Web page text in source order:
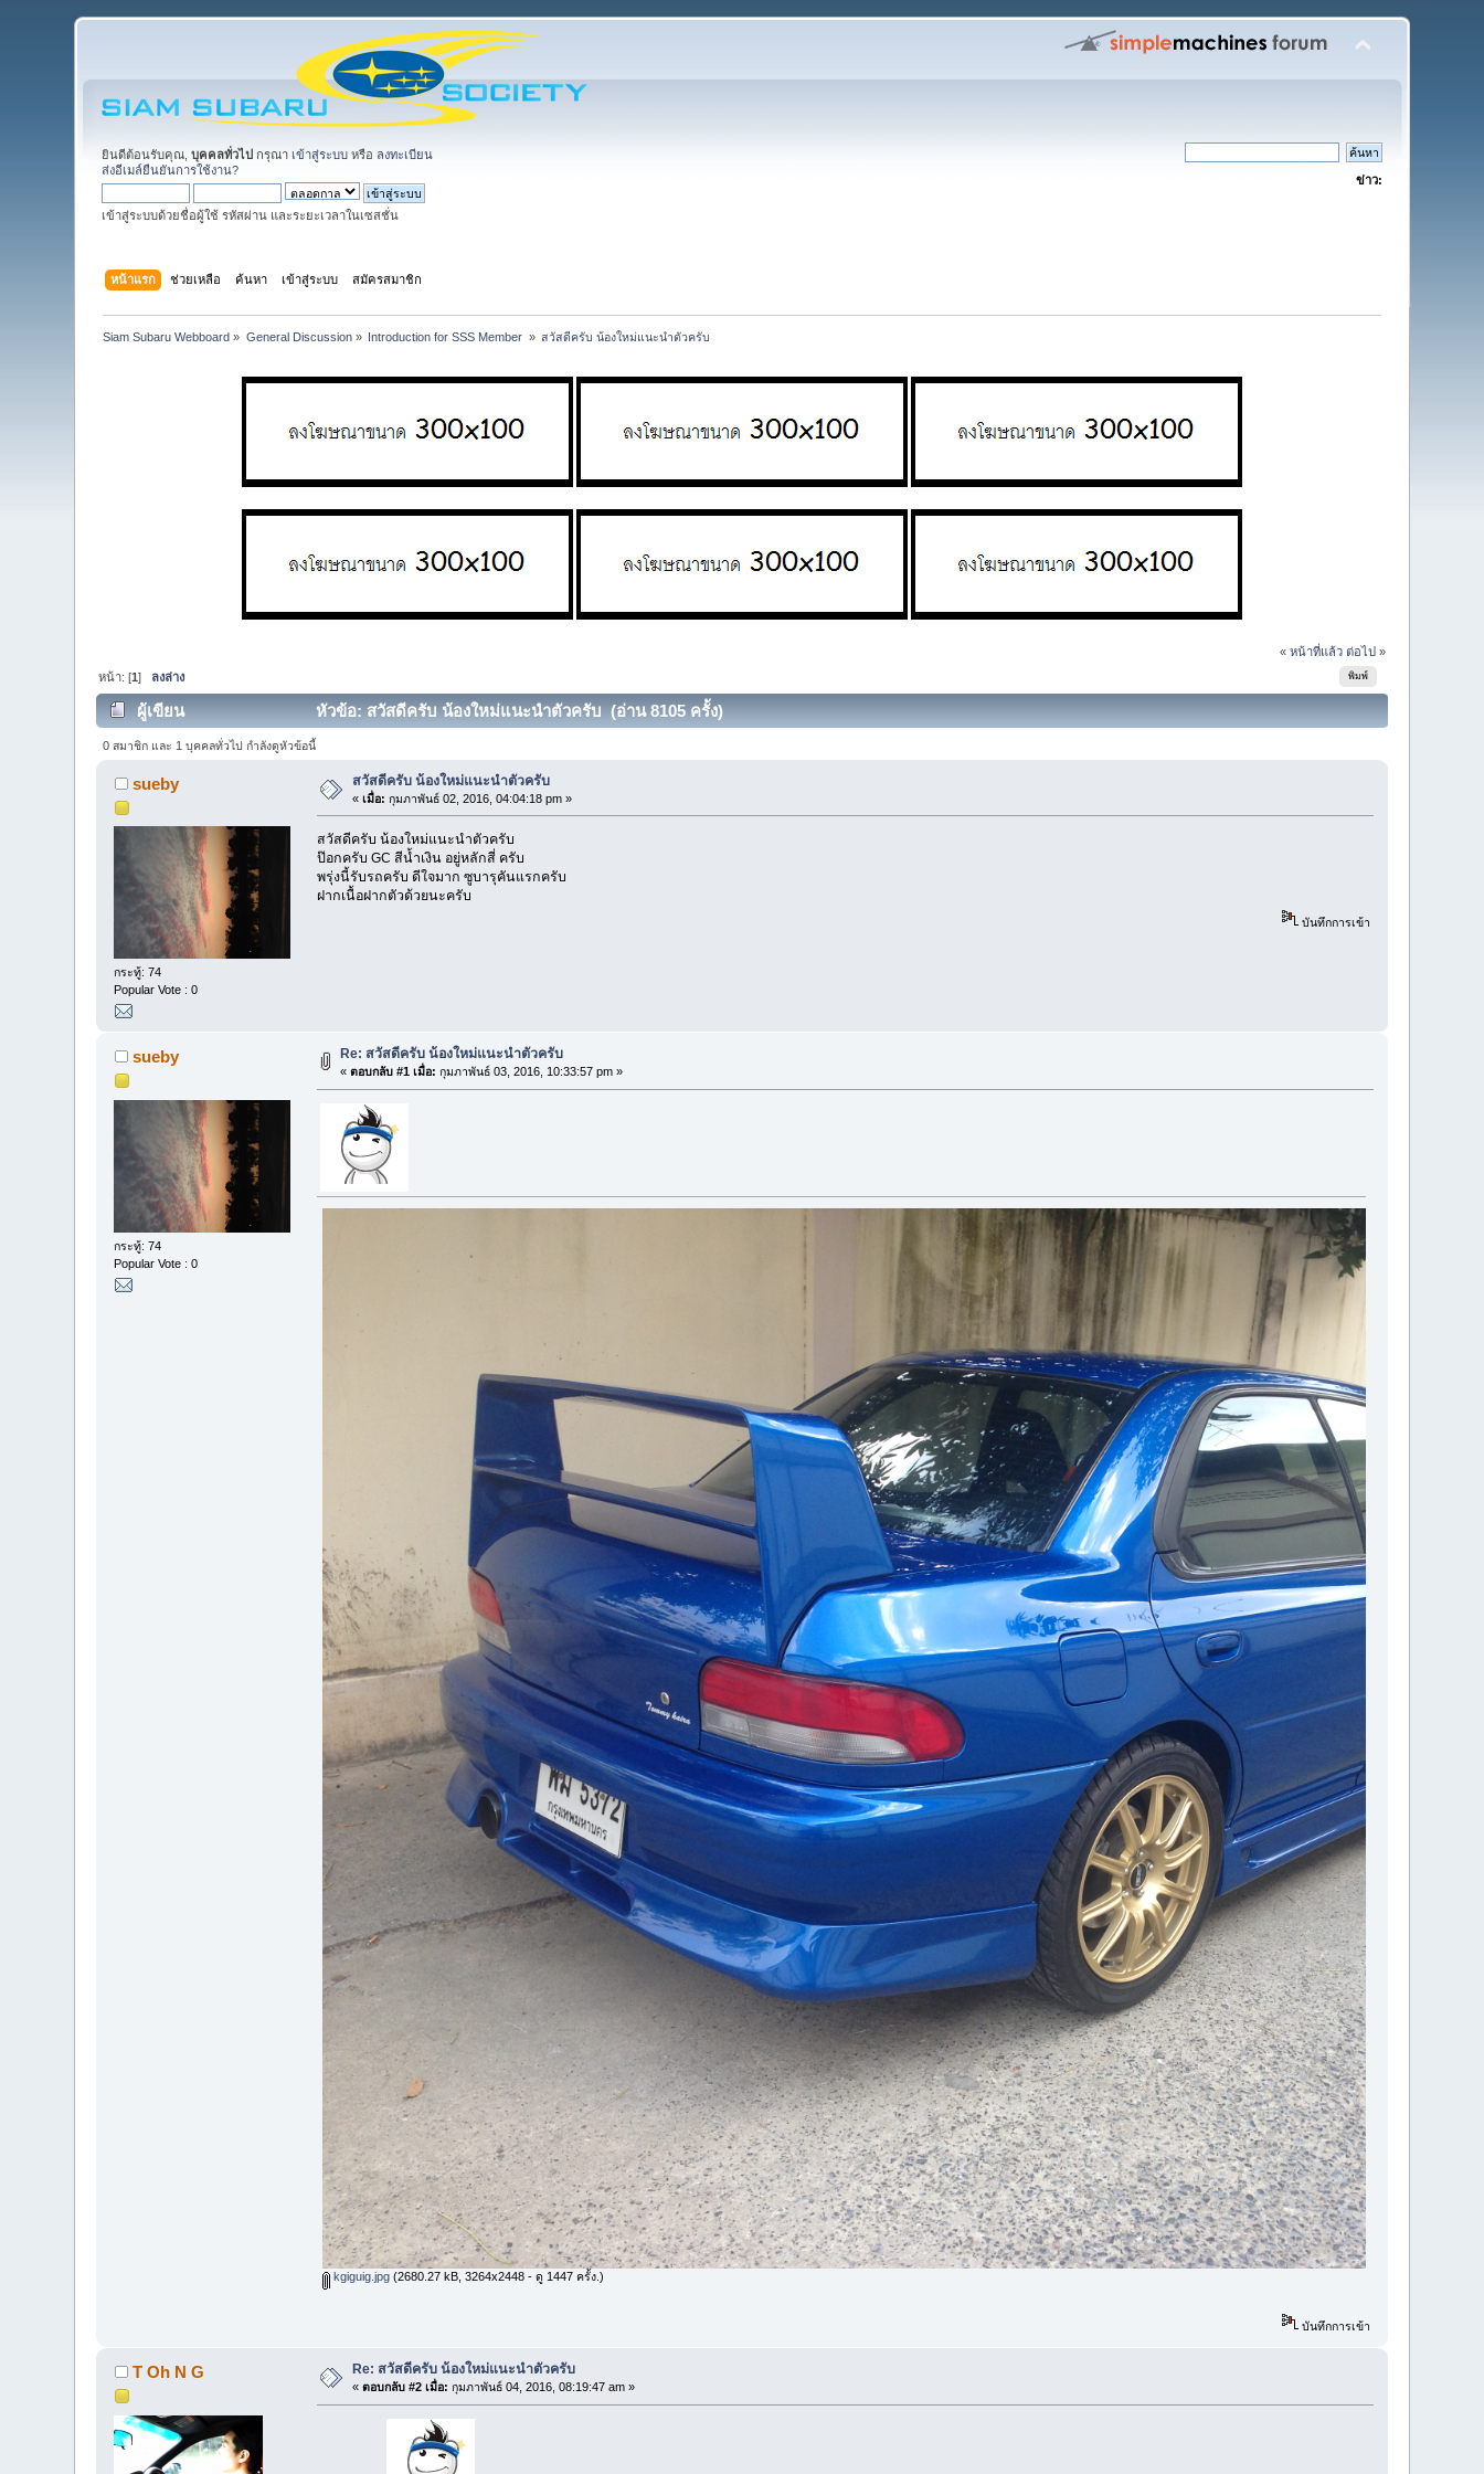
ยินดีต้อนรับคุณ,บุคคลทั่วไป กรุณา เข้าสู่ระบบ หรือ ลงทะเบียน
ส่งอีเมล์ยืนยันการใช้งาน?
เข้าสู่ระบบด้วยชื่อผู้ใช้ รหัสผ่าน และระยะเวลาในเซสชั่น
ข่าว:
หน้าแรก ช่วยเหลือ ค้นหา เข้าสู่ระบบ สมัครสมาชิก
Siam Subaru Webboard » General Discussion» Introduction for SSS Member » สวัสดีครับ น้องใหม่แนะนำตัวครับ
« หน้าที่แล้ว ต่อไป »
พิมพ์
หน้า: [1] ลงล่าง
ผู้เขียน หัวข้อ: สวัสดีครับ น้องใหม่แนะนำตัวครับ (อ่าน 8105 ครั้ง)
0 สมาชิก และ 1 บุคคลทั่วไป กำลังดูหัวข้อนี้
sueby
กระทู้: 74
Popular Vote : 0
สวัสดีครับ น้องใหม่แนะนำตัวครับ
«เมื่อ: กุมภาพันธ์ 02, 2016, 04:04:18 pm »
สวัสดีครับ น้องใหม่แนะนำตัวครับ
ป๊อกครับ GC สีนํ้าเงิน อยู่หลักสี่ ครับ
พรุ่งนี้รับรถครับ ดีใจมาก ซูบารุคันแรกครับ
ฝากเนื้อฝากตัวด้วยนะครับ
บันทึกการเข้า
sueby
กระทู้: 74
Popular Vote : 0
Re: สวัสดีครับ น้องใหม่แนะนำตัวครับ
«ตอบกลับ #1 เมื่อ: กุมภาพันธ์ 03, 2016, 10:33:57 pm »
kgiguig.jpg (2680.27 kB, 3264x2448 - ดู 1447 ครั้ง.)
บันทึกการเข้า
T Oh N G Re: สวัสดีครับ น้องใหม่แนะนำตัวครับ
«ตอบกลับ #2 เมื่อ: กุมภาพันธ์ 04, 2016, 08:19:47 am »